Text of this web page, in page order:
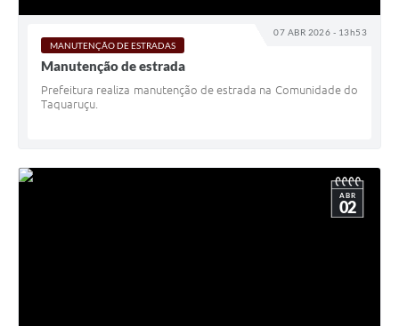
07 ABR 2026 - 13h53
MANUTENÇÃO DE ESTRADAS
Manutenção de estrada
Prefeitura realiza manutenção de estrada na Comunidade do
Taquaruçu.
ABR
02